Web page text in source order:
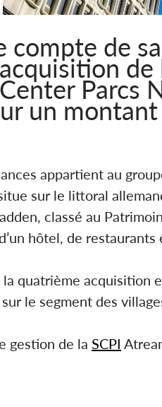
compte de sa
Parcs
un
appartient au
sur le littoral
classé au
hôtel, de
quatrième acquisition
le segment des
gestion de la SCPI